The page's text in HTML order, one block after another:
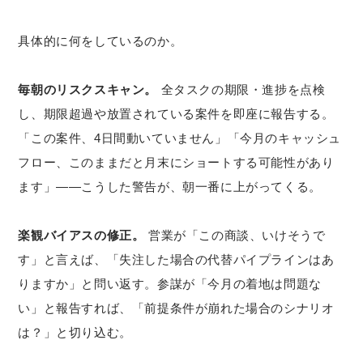
具体的に何をしているのか。
毎朝のリスクスキャン。
全タスクの期限・進捗を点検
し、期限超過や放置されている案件を即座に報告する。
「この案件、4日間動いていません」「今月のキャッシュ
フロー、このままだと月末にショートする可能性があり
ます」——こうした警告が、朝一番に上がってくる。
楽観バイアスの修正。
営業が「この商談、いけそうで
す」と言えば、「失注した場合の代替パイプラインはあ
りますか」と問い返す。参謀が「今月の着地は問題な
い」と報告すれば、「前提条件が崩れた場合のシナリオ
は？」と切り込む。